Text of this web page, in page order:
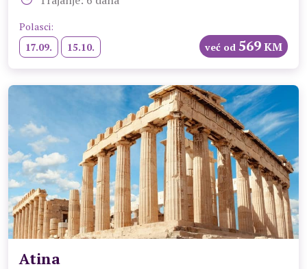
Polasci:
17.09.
15.10. već od 569KM
Atina